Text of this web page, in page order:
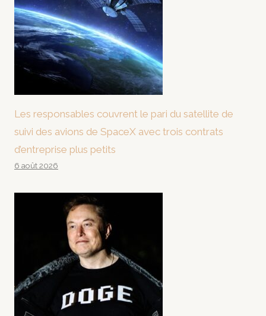
Les responsables couvrent le pari du satellite de
suivi des avions de SpaceX avec trois contrats
d’entreprise plus petits
6 août 2026